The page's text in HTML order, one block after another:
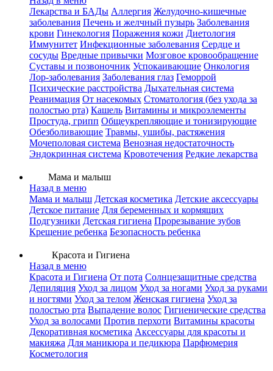
Лекарства и БАДы Аллергия Желудочно-кишечные
заболевания Печень и желчный пузырь Заболевания
крови Гинекология Поражения кожи Диетология
Иммунитет Инфекционные заболевания Сердце и
сосуды Вредные привычки Мозговое кровообращение
Суставы и позвоночник Успокаивающие Онкология
Лор-заболевания Заболевания глаз Геморрой
Психические расстройства Дыхательная система
Реанимация От насекомых Стоматология (без ухода за
полостью рта) Кашель Витамины и микроэлементы
Простуда, грипп Общеукрепляющие и тонизирующие
Обезболивающие Травмы, ушибы, растяжения
Мочеполовая система Венозная недостаточность
Эндокринная система Кровотечения Редкие лекарства
Мама и малыш
Назад в меню
Мама и малыш Детская косметика Детские аксессуары
Детское питание Для беременных и кормящих
Подгузники Детская гигиена Прорезывание зубов
Крещение ребенка Безопасность ребенка
Красота и Гигиена
Назад в меню
Красота и Гигиена От пота Солнцезащитные средства
Депиляция Уход за лицом Уход за ногами Уход за руками
и ногтями Уход за телом Женская гигиена Уход за
полостью рта Выпадение волос Гигиенические средства
Уход за волосами Против перхоти Витамины красоты
Декоративная косметика Аксессуары для красоты и
макияжа Для маникюра и педикюра Парфюмерия
Косметология